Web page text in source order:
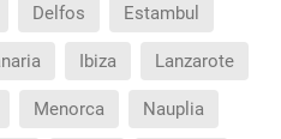
Delfos Estambul
Ibiza Lanzarote
Menorca Nauplia